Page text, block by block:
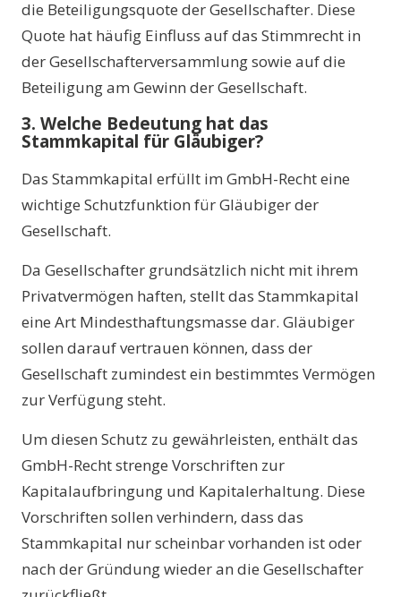
die Beteiligungsquote der Gesellschafter. Diese
Quote hat häufig Einfluss auf das Stimmrecht in
der Gesellschafterversammlung sowie auf die
Beteiligung am Gewinn der Gesellschaft.
3. Welche Bedeutung hat das
Stammkapital für Gläubiger?
Das Stammkapital erfüllt im GmbH-Recht eine
wichtige Schutzfunktion für Gläubiger der
Gesellschaft.
Da Gesellschafter grundsätzlich nicht mit ihrem
Privatvermögen haften, stellt das Stammkapital
eine Art Mindesthaftungsmasse dar. Gläubiger
sollen darauf vertrauen können, dass der
Gesellschaft zumindest ein bestimmtes Vermögen
zur Verfügung steht.
Um diesen Schutz zu gewährleisten, enthält das
GmbH-Recht strenge Vorschriften zur
Kapitalaufbringung und Kapitalerhaltung. Diese
Vorschriften sollen verhindern, dass das
Stammkapital nur scheinbar vorhanden ist oder
nach der Gründung wieder an die Gesellschafter